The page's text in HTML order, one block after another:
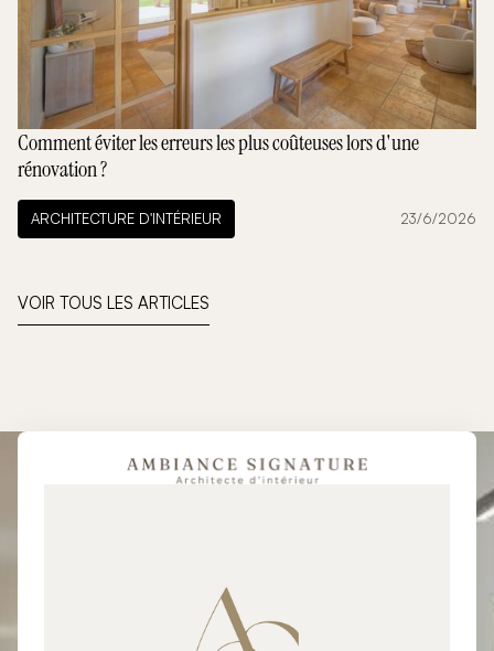
Comment éviter les erreurs les plus coûteuses lors d'une
rénovation ?
ARCHITECTURE D'INTÉRIEUR 23/6/2026
VOIR TOUS LES ARTICLES